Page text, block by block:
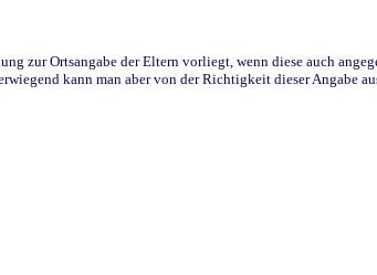
zur Ortsangabe der Eltern vorliegt, wenn diese auch
kann man aber von der Richtigkeit dieser Angabe